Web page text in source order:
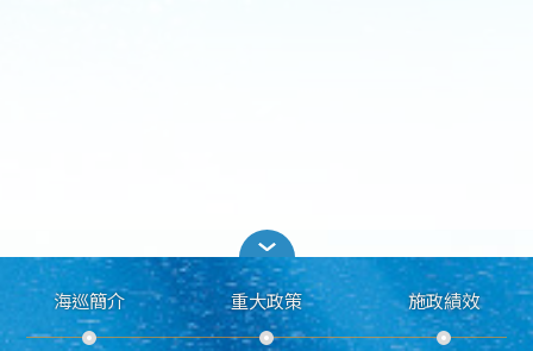
海巡簡介 重大政策 施政績效